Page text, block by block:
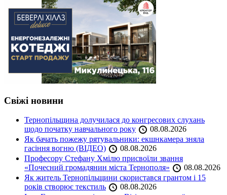
Свіжі новини
Тернопільщина долучилася до конгресових слухань
щодо початку навчального року
08.08.2026
Як бачать пожежу рятувальники: екшнкамера зняла
гасіння вогню (ВІДЕО)
08.08.2026
Професору Стефану Хмілю присвоїли звання
«Почесний громадянин міста Тернополя»
08.08.2026
Як житель Тернопільщини скористався грантом і 15
років створює текстиль
08.08.2026